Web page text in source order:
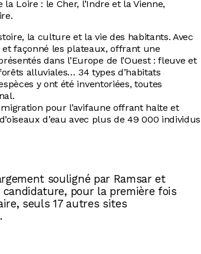
Loire : le Cher, l’Indre et la Vienne,
la culture et la vie des habitants. Avec
façonné les plateaux, offrant une
dans l’Europe de l’Ouest : fleuve et
alluviales… 34 types d’habitats
y ont été inventoriées, toutes
pour l’avifaune offrant halte et
d’eau avec plus de 49 000 individus
souligné par Ramsar et
pour la première fois
seuls 17 autres sites